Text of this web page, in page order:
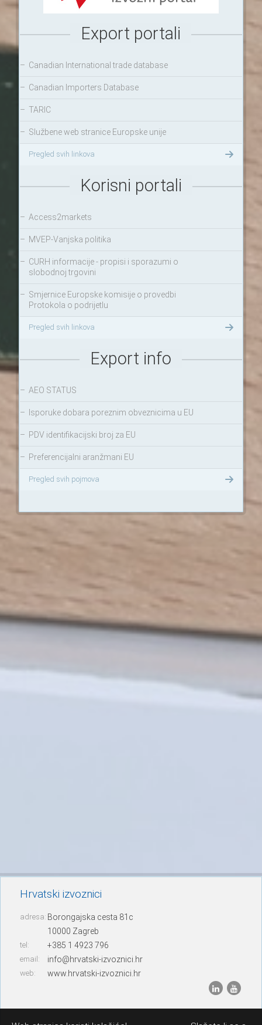
Export portali
– Canadian International trade database
– Canadian Importers Database
– TARIC
– Službene web stranice Europske unije
Pregled svih linkova
Korisni portali
– Access2markets
– MVEP-Vanjska politika
– CURH informacije - propisi i sporazumi o
slobodnoj trgovini
– Smjernice Europske komisije o provedbi
Protokola o podrijetlu
Pregled svih linkova
Export info
– AEO STATUS
– Isporuke dobara poreznim obveznicima u EU
– PDV identifikacijski broj za EU
– Preferencijalni aranžmani EU
Pregled svih pojmova
Hrvatski izvoznici
adresa: Borongajska cesta 81c
10000 Zagreb
tel: +385 1 4923 796
email: info@hrvatski-izvoznici.hr
web: www.hrvatski-izvoznici.hr